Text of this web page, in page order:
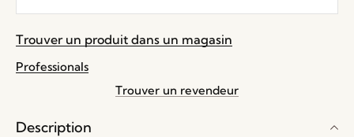
liste
d'attente
pour
Trouver un produit dans un magasin
Professionals
Trouver un revendeur
Description